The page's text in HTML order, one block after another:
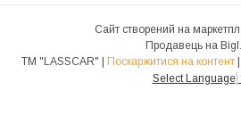
Сайт створений на
Продавець на
ТМ "LASSCAR" | Поскаржитися на контент |
Select Language